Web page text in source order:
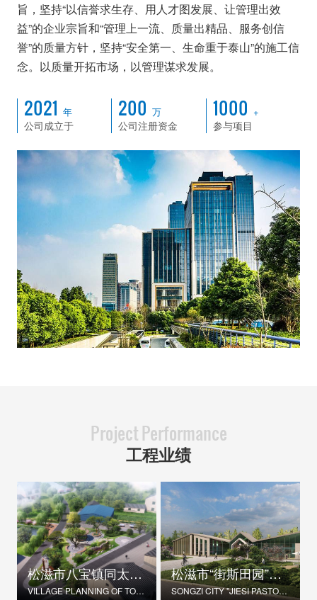
旨，坚持“以信誉求生存、用人才图发展、让管理出效
益”的企业宗旨和“管理上一流、质量出精品、服务创信
誉”的质量方针，坚持“安全第一、生命重于泰山”的施工信
念。以质量开拓市场，以管理谋求发展。
2021 年
公司成立于
200 万
公司注册资金
1000 +
参与项目
Project Performance
工程业绩
松滋市八宝镇同太湖村村庄规划
VILLAGE PLANNING OF TONGTAIHU VILLAGE, BABAO TOWN, SONGZI CITY
松滋市“街斯田园”美丽乡村示范片建设项目
SONGZI CITY "JIESI PASTORAL" BEAUTIFUL RURAL DEMONSTRATION FILM CONSTRUCTION PROJECT